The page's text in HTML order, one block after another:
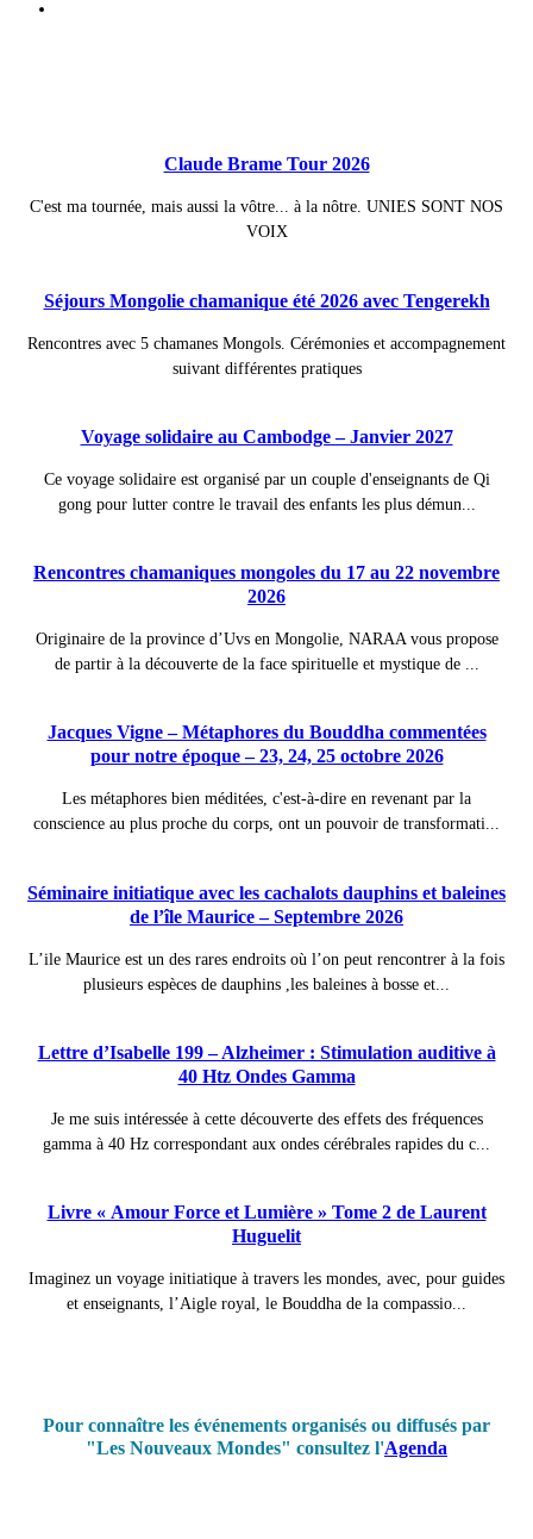
Claude Brame Tour 2026
C'est ma tournée, mais aussi la vôtre... à la nôtre. UNIES SONT NOS
VOIX
Séjours Mongolie chamanique été 2026 avec Tengerekh
Rencontres avec 5 chamanes Mongols. Cérémonies et accompagnement
suivant différentes pratiques
Voyage solidaire au Cambodge – Janvier 2027
Ce voyage solidaire est organisé par un couple d'enseignants de Qi
gong pour lutter contre le travail des enfants les plus démun...
Rencontres chamaniques mongoles du 17 au 22 novembre
2026
Originaire de la province d’Uvs en Mongolie, NARAA vous propose
de partir à la découverte de la face spirituelle et mystique de ...
Jacques Vigne – Métaphores du Bouddha commentées
pour notre époque – 23, 24, 25 octobre 2026
Les métaphores bien méditées, c'est-à-dire en revenant par la
conscience au plus proche du corps, ont un pouvoir de transformati...
Séminaire initiatique avec les cachalots dauphins et baleines
de l’île Maurice – Septembre 2026
L’ile Maurice est un des rares endroits où l’on peut rencontrer à la fois
plusieurs espèces de dauphins ,les baleines à bosse et...
Lettre d’Isabelle 199 – Alzheimer : Stimulation auditive à
40 Htz Ondes Gamma
Je me suis intéressée à cette découverte des effets des fréquences
gamma à 40 Hz correspondant aux ondes cérébrales rapides du c...
Livre « Amour Force et Lumière » Tome 2 de Laurent
Huguelit
Imaginez un voyage initiatique à travers les mondes, avec, pour guides
et enseignants, l’Aigle royal, le Bouddha de la compassio...
Pour connaître les événements organisés ou diffusés par
"Les Nouveaux Mondes" consultez l'Agenda